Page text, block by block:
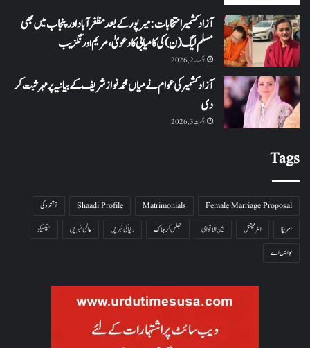
آزاد کشمیر انتخابات: میرپور کے بعد مظفرآباد اور پنجاب میں بھی
مسلم لیگ (ن) کی کامیابی کا دعویٰ، مریم اورنگزیب
اگست 2, 2026
آزاد کشمیر کی عوام نے میاں محمد نواز شریف کے بیانیہ پر مہر ثبت کر
دی
اگست 3, 2026
Tags
Female Marriage Proposal
Matrimonials
Shaadi Profile
آتشزدگی
امریکا
انٹرنیشنل بین الاقوامی جھلس کر ہلاک دنیا کی خبریں عالمی خبریں
میکسیکو
یو ایس اے